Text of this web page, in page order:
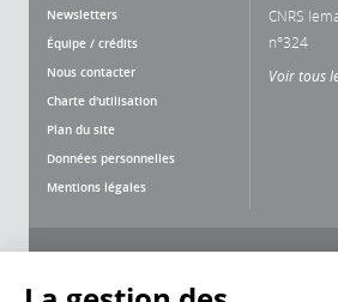
Newsletters
Équipe / crédits
Nous contacter
Charte d'utilisation
Plan du site
Données personnelles
Mentions légales
CNRS
n°324
Voir tous